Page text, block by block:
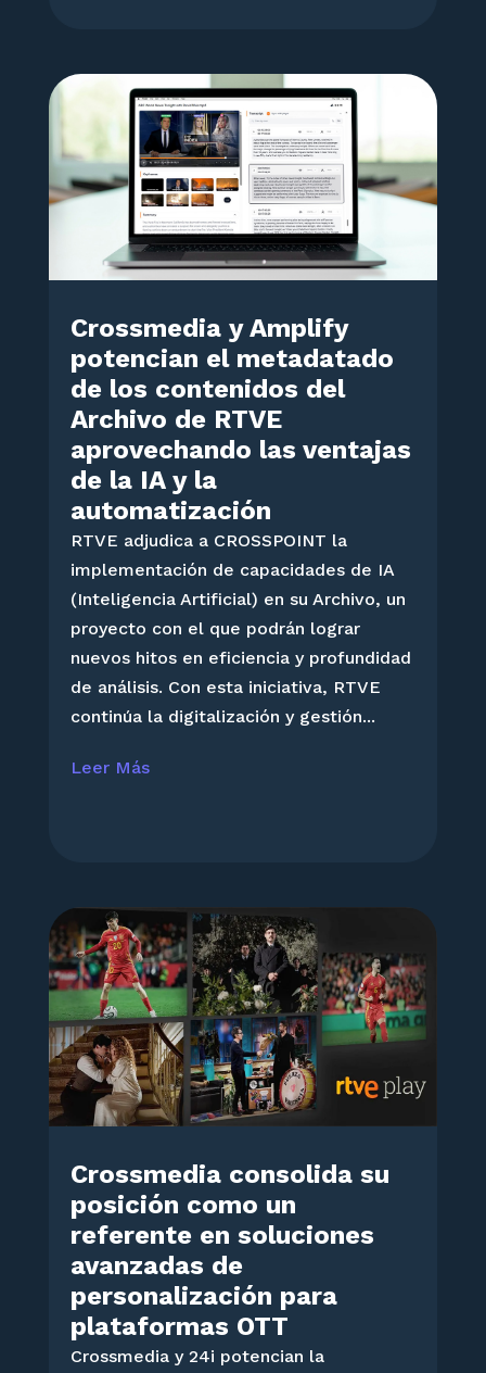
Crossmedia y Amplify
potencian el metadatado
de los contenidos del
Archivo de RTVE
aprovechando las ventajas
de la IA y la
automatización
RTVE adjudica a CROSSPOINT la
implementación de capacidades de IA
(Inteligencia Artificial) en su Archivo, un
proyecto con el que podrán lograr
nuevos hitos en eficiencia y profundidad
de análisis. Con esta iniciativa, RTVE
continúa la digitalización y gestión...
Leer Más
Crossmedia consolida su
posición como un
referente en soluciones
avanzadas de
personalización para
plataformas OTT
Crossmedia y 24i potencian la